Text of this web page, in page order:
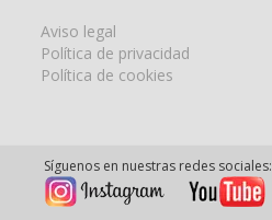
Aviso legal
Política de privacidad
Política de cookies
Síguenos en nuestras redes sociales: